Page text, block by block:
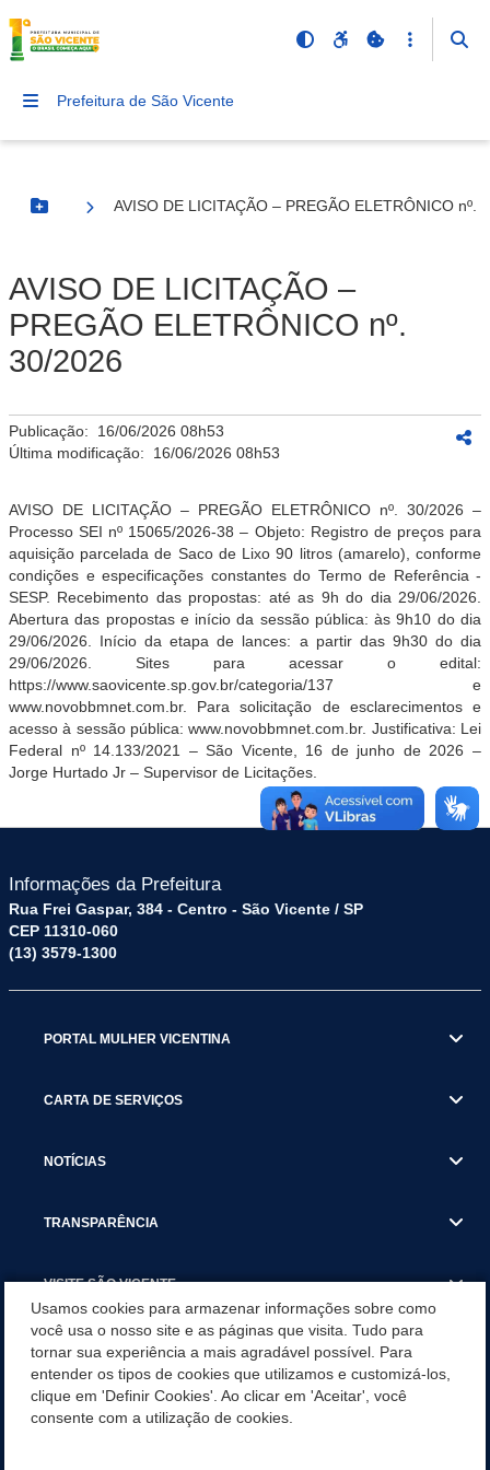
Prefeitura de São Vicente
Botão Menu
AVISO DE LICITAÇÃO – PREGÃO ELETRÔNICO nº.
AVISO DE LICITAÇÃO –
PREGÃO ELETRÔNICO nº.
30/2026
Publicação: 16/06/2026 08h53
Última modificação: 16/06/2026 08h53
AVISO DE LICITAÇÃO – PREGÃO ELETRÔNICO nº. 30/2026 –
Processo SEI nº 15065/2026-38 – Objeto: Registro de preços para
aquisição parcelada de Saco de Lixo 90 litros (amarelo), conforme
condições e especificações constantes do Termo de Referência -
SESP. Recebimento das propostas: até as 9h do dia 29/06/2026.
Abertura das propostas e início da sessão pública: às 9h10 do dia
29/06/2026. Início da etapa de lances: a partir das 9h30 do dia
29/06/2026. Sites para acessar o edital:
https://www.saovicente.sp.gov.br/categoria/137 e
www.novobbmnet.com.br.
Para solicitação de esclarecimentos e
acesso à sessão pública:www.novobbmnet.com.br. Justificativa: Lei
Federal nº 14.133/2021 – São Vicente, 16 de junho de 2026 –
Jorge Hurtado Jr – Supervisor de Licitações.
Informações da Prefeitura
Rua Frei Gaspar, 384 - Centro - São Vicente / SP
CEP 11310-060
(13) 3579-1300
PORTAL MULHER VICENTINA
CARTA DE SERVIÇOS
NOTÍCIAS
TRANSPARÊNCIA
VISITE SÃO VICENTE
SÃO VICENTE REFORÇA REDE DE PROTEÇÃO ÀS MULHERES
DURANTE O AGOSTO LILÁS COM AÇÕES DE
CONSCIENTIZAÇÃO E ACOLHIMENTO
Usamos cookies para armazenar informações sobre como
você usa o nosso site e as páginas que visita. Tudo para
tornar sua experiência a mais agradável possível. Para
entender os tipos de cookies que utilizamos e customizá-los,
clique em 'Definir Cookies'. Ao clicar em 'Aceitar', você
consente com a utilização de cookies.